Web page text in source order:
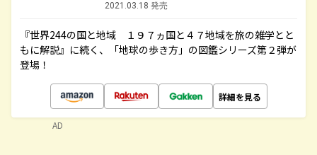
2021.03.18 発売
『世界244の国と地域 １９７ヵ国と４７地域を旅の雑学とと
もに解説』に続く、「地球の歩き方」の図鑑シリーズ第２弾が
登場！
詳細を見る
AD